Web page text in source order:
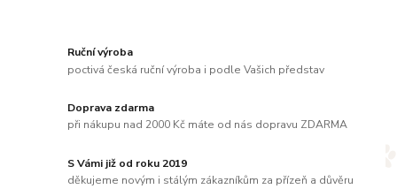
Ruční výroba
poctivá česká ruční výroba i podle Vašich představ
Doprava zdarma
při nákupu nad 2000 Kč máte od nás dopravu ZDARMA
S Vámi již od roku 2019
děkujeme novým i stálým zákazníkům za přízeň a důvěru